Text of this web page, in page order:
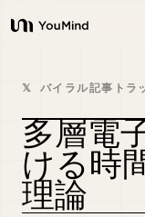
YouMind
概要
ユースケース
スキル
𝕏 バイラル記事トラ
多層電
ける時
理論